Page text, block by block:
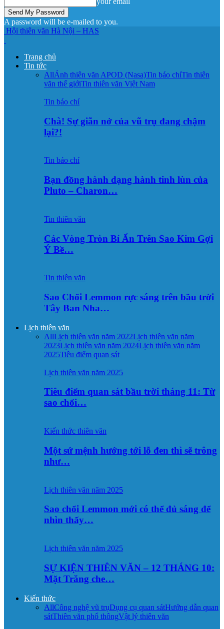
A password will be e-mailed to you.
Hội thiên văn Hà Nội – HAS
Trang chủ
Tin tức
AllẢnh thiên văn APOD (Nasa)Tin báo chíTin thiên
văn thế giớiTin thiên văn Việt Nam
Tin báo chí
Chà! Sự giãn nở của vũ trụ đang chậm
lại?!
Tin báo chí
Bạn đồng hành dạng hành tinh lùn của
Pluto – Charon…
Tin thiên văn
Các Vòng Tròn Bí Ẩn Trên Sao Kim Gợi
Ý Bề…
Tin thiên văn
Sao Chổi Lemmon rực sáng trên bầu trời
Tây Ban Nha…
Lịch thiên văn
AllLịch thiên văn năm 2022Lịch thiên văn năm
2023Lịch thiên văn năm 2024Lịch thiên văn năm
2025Tiêu điểm quan sát
Lịch thiên văn năm 2025
Tiêu điểm quan sát bầu trời tháng 11: Từ
sao chổi…
Kiến thức thiên văn
Một sứ mệnh hướng tới lỗ đen thì sẽ trông
như…
Lịch thiên văn năm 2025
Sao chổi Lemmon mới có thể đủ sáng để
nhìn thấy…
Lịch thiên văn năm 2025
SỰ KIỆN THIÊN VĂN – 12 THÁNG 10:
Mặt Trăng che…
Kiến thức
AllCông nghệ vũ trụDụng cụ quan sátHướng dẫn quan
sátThiên văn phổ thôngVật lý thiên văn